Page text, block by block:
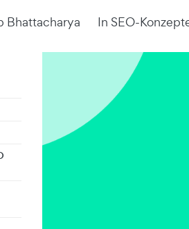
Bhattacharya In SEO-